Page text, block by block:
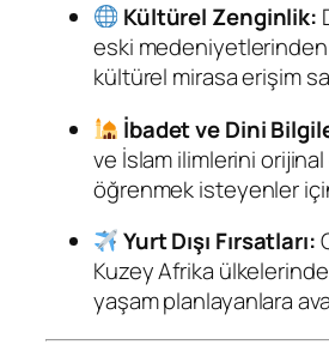
Kültürel Zenginlik:
eski
kültürel mirasa erişim
İbadet ve Dini
ve İslam ilimlerini
öğrenmek isteyenler
Yurt Dışı Fırsatları:
Kuzey Afrika
yaşam planlayanlara